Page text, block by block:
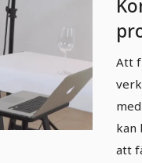
Att
kan
att